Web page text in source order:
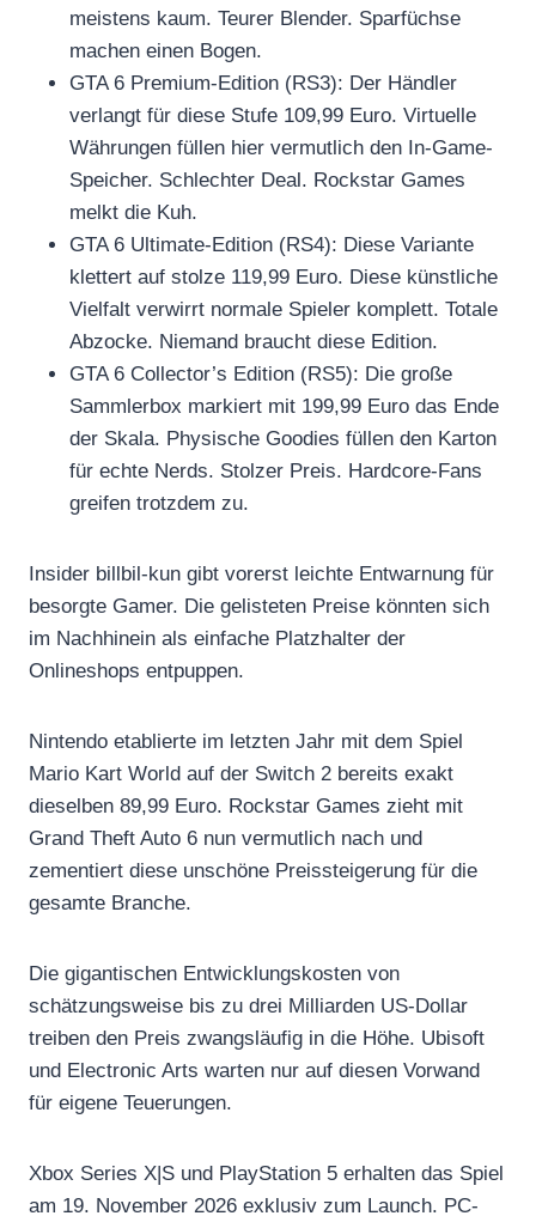
meistens kaum. Teurer Blender. Sparfüchse
machen einen Bogen.
GTA 6 Premium-Edition (RS3): Der Händler
verlangt für diese Stufe 109,99 Euro. Virtuelle
Währungen füllen hier vermutlich den In-Game-
Speicher. Schlechter Deal. Rockstar Games
melkt die Kuh.
GTA 6 Ultimate-Edition (RS4): Diese Variante
klettert auf stolze 119,99 Euro. Diese künstliche
Vielfalt verwirrt normale Spieler komplett. Totale
Abzocke. Niemand braucht diese Edition.
GTA 6 Collector’s Edition (RS5): Die große
Sammlerbox markiert mit 199,99 Euro das Ende
der Skala. Physische Goodies füllen den Karton
für echte Nerds. Stolzer Preis. Hardcore-Fans
greifen trotzdem zu.
Insider billbil-kun gibt vorerst leichte Entwarnung für
besorgte Gamer. Die gelisteten Preise könnten sich
im Nachhinein als einfache Platzhalter der
Onlineshops entpuppen.
Nintendo etablierte im letzten Jahr mit dem Spiel
Mario Kart World auf der Switch 2 bereits exakt
dieselben 89,99 Euro. Rockstar Games zieht mit
Grand Theft Auto 6 nun vermutlich nach und
zementiert diese unschöne Preissteigerung für die
gesamte Branche.
Die gigantischen Entwicklungskosten von
schätzungsweise bis zu drei Milliarden US-Dollar
treiben den Preis zwangsläufig in die Höhe. Ubisoft
und Electronic Arts warten nur auf diesen Vorwand
für eigene Teuerungen.
Xbox Series X|S und PlayStation 5 erhalten das Spiel
am 19. November 2026 exklusiv zum Launch. PC-